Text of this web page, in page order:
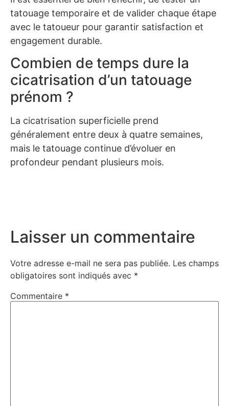
tatouage temporaire et de valider chaque étape
avec le tatoueur pour garantir satisfaction et
engagement durable.
Combien de temps dure la
cicatrisation d’un tatouage
prénom ?
La cicatrisation superficielle prend
généralement entre deux à quatre semaines,
mais le tatouage continue d’évoluer en
profondeur pendant plusieurs mois.
Laisser un commentaire
Votre adresse e-mail ne sera pas publiée. Les champs
obligatoires sont indiqués avec *
Commentaire *